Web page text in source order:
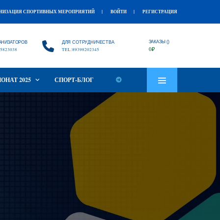
СПОРТИВНЫХ МЕРОПРИЯТИЙ ВОЙТИ РЕГИСТРАЦИЯ
ДЛЯ СОТРУДНИЧЕСТВА
TEL:89398202345
ЗАКАЗЫ ()
0₽
2025 СПОРТ-БЛОГ